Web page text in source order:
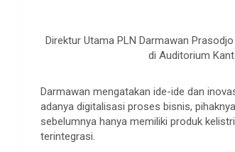
Direktur Utama PLN Darmawan
di Auditorium
Darmawan mengatakan ide-ide dan
adanya digitalisasi proses bisnis,
sebelumnya hanya memiliki produk
terintegrasi.